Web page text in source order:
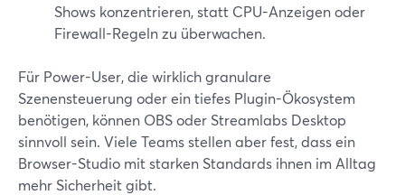
Shows konzentrieren, statt CPU-Anzeigen oder
Firewall-Regeln zu überwachen.
Für Power-User, die wirklich granulare
Szenensteuerung oder ein tiefes Plugin-Ökosystem
benötigen, können OBS oder Streamlabs Desktop
sinnvoll sein. Viele Teams stellen aber fest, dass ein
Browser-Studio mit starken Standards ihnen im Alltag
mehr Sicherheit gibt.